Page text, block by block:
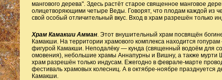
мангового дерева". Здесь растёт старое священное манговое
олицетворяющими четыре Веды. Говорят, что плодам каждой из
свой особый отличительный вкус. Вход в храм разрешён только
Храм Камакши Амман. Этот внушительный храм посвящён
Камакши. На территории храмового комплекса находится
фигурой Камакши. Неподалёку — кунда (священный водоём для
омовения), небольшие храмы Аннапурны и Вишну, а также мурти
храм разрешён только индусам. Ежегодно в феврале-марте
фестиваль храмовых колесниц. А в октябре-ноябре празднуется
Камакши.